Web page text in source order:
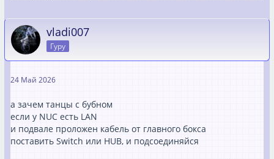
vladi007
Гуру
24 Май 2026
а зачем танцы с бубном
если у NUC есть LAN
и подвале проложен кабель от главного бокса
поставить Switch или HUB, и подсоединяйся